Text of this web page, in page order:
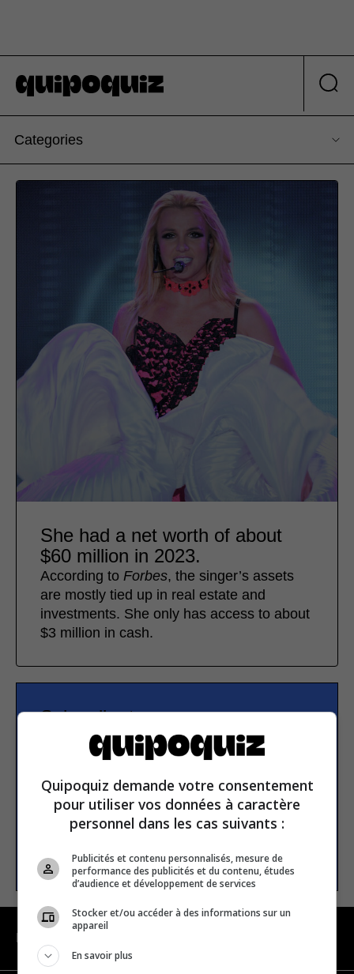
Categories
She had a net worth of about
$60 million in 2023.
According to Forbes, the singer’s assets
are mostly tied up in real estate and
investments. She only has access to about
$3 million in cash.
Subscribe to our
newsletter
Email address
SUBSCRIBE
Quipoquiz demande votre consentement
pour utiliser vos données à caractère
personnel dans les cas suivants :
Publicités et contenu personnalisés, mesure de
performance des publicités et du contenu, études
d’audience et développement de services
Stocker et/ou accéder à des informations sur un
appareil
En savoir plus